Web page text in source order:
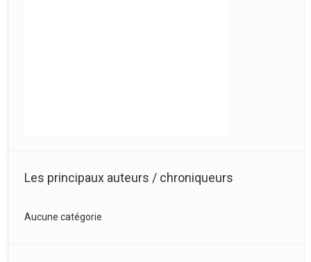
Les principaux auteurs / chroniqueurs
Aucune catégorie